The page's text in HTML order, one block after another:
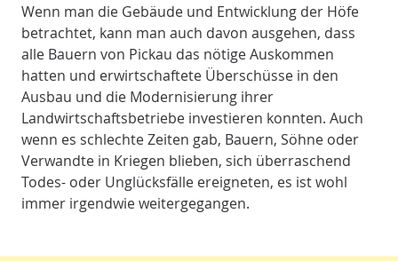
Wenn man die Gebäude und Entwicklung der Höfe
betrachtet, kann man auch davon ausgehen, dass
alle Bauern von Pickau das nötige Auskommen
hatten und erwirtschaftete Überschüsse in den
Ausbau und die Modernisierung ihrer
Landwirtschaftsbetriebe investieren konnten. Auch
wenn es schlechte Zeiten gab, Bauern, Söhne oder
Verwandte in Kriegen blieben, sich überraschend
Todes- oder Unglücksfälle ereigneten, es ist wohl
immer irgendwie weitergegangen.